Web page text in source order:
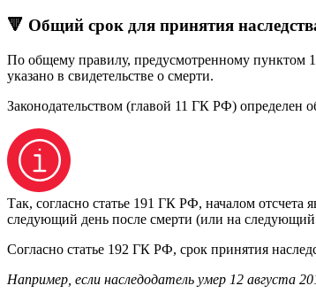
🔻 Общий срок для принятия
По общему правилу, предусмотренному пунктом
указано в свидетельстве о смерти.
Законодательством (главой 11 ГК РФ) определен
Так, согласно статье 191 ГК РФ, началом отсчета
следующий день после смерти (или на
Согласно статье 192 ГК РФ, срок принятия
Например, если наследодатель умер 12 августа